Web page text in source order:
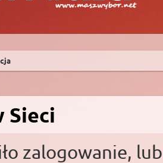
Sieci
zalogowanie,